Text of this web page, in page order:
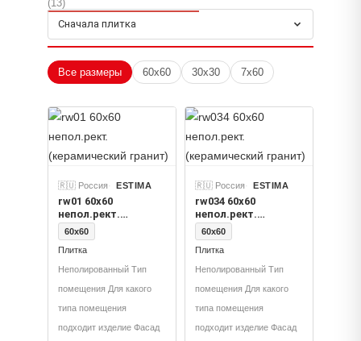
Толщина
Применение
Плитка
Цвет
Толщина, Рейнбоу Технический керамогранит
керамогранит Лофт Серый Толщина, Рейнбоу
Технический керамогранит Лофт Бежевый
Толщина
(13)
Сначала плитка
Все размеры 60x60 30x30 7x60
🇷🇺 Россия ESTIMA
rw01 60x60
непол.рект.
(керамический
гранит)
60x60
Плитка
Неполированный Тип
помещения Для какого
типа помещения
подходит изделие Фасад
🇷🇺 Россия ESTIMA
rw034 60x60
непол.рект.
(керамический
гранит)
60x60
Плитка
Неполированный Тип
помещения Для какого
типа помещения
подходит изделие Фасад